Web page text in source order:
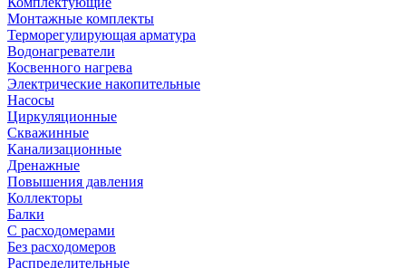
Монтажные комплекты
Терморегулирующая арматура
Водонагреватели
Косвенного нагрева
Электрические накопительные
Насосы
Циркуляционные
Скважинные
Канализационные
Дренажные
Повышения давления
Коллекторы
Балки
С расходомерами
Без расходомеров
Распределительные